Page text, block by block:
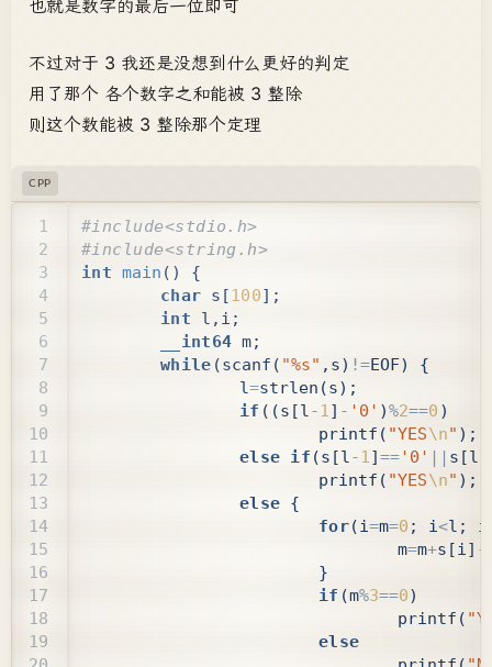
也就是数字的最后一位即可
不过对于 3 我还是没想到什么更好的判定
用了那个 各个数字之和能被 3 整除
则这个数能被 3 整除那个定理
CPP
14
int main ()
{
char s [100];
int
l , i ;
__int64 m;
while (scanf ( "%s" , s) !=EOF)
{
l=strlen (s);
if ((s [l-1] - '0' )%2==0 )
printf ( "YES\n" );
else if (s [l-1]=='0' || s [l
printf ( "YES\n" );
else {
for(i=m=0 ; i<l ; i
m=m+s [i] -
}
if (m%3==0)
printf (
else